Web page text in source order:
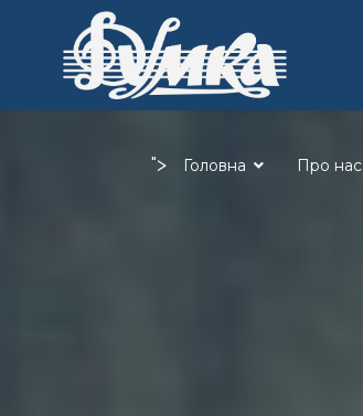
"> Головна Про нас